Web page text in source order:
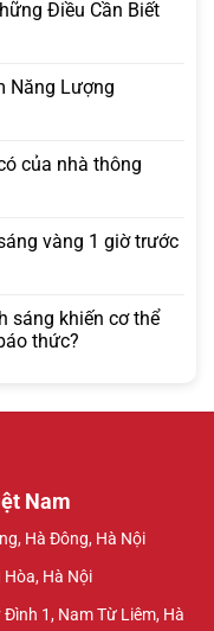
Điều Cần Biết
Năng Lượng
của nhà thông
vàng 1 giờ trước
sáng khiến cơ thể
thức?
Nam
Hà Đông, Hà Nội
Hòa, Hà Nội
Đình 1, Nam Từ Liêm, Hà